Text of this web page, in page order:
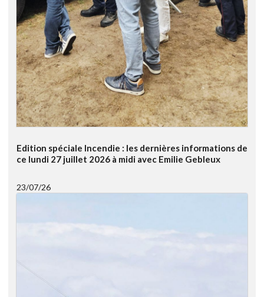
Edition spéciale Incendie : les dernières informations de
ce lundi 27 juillet 2026 à midi avec Emilie Gebleux
23/07/26